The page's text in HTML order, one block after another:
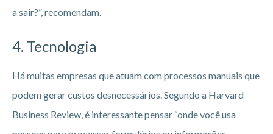
a sair?”, recomendam.
4. Tecnologia
Há muitas empresas que atuam com processos manuais que
podem gerar custos desnecessários. Segundo a Harvard
Business Review, é interessante pensar “onde você usa